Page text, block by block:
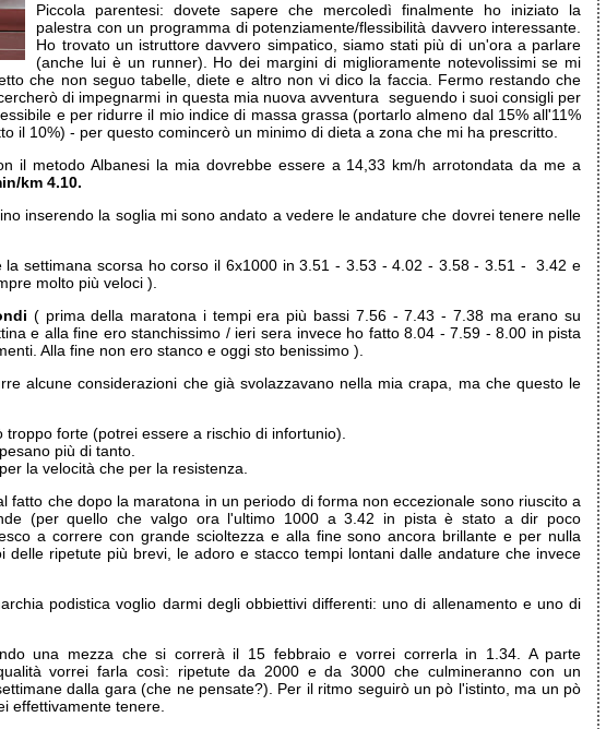
Piccola parentesi: dovete sapere che mercoledì finalmente ho iniziato la
palestra con un programma di potenziamente/flessibilità davvero interessante.
Ho trovato un istruttore davvero simpatico, siamo stati più di un'ora a parlare
(anche lui è un runner). Ho dei margini di miglioramente notevolissimi se mi
che non seguo tabelle, diete e altro non vi dico la faccia. Fermo restando che
di impegnarmi in questa mia nuova avventura seguendo i suoi consigli per
e per ridurre il mio indice di massa grassa (portarlo almeno dal 15% all'11%
il 10%) - per questo comincerò un minimo di dieta a zona che mi ha prescritto.
il metodo Albanesi la mia dovrebbe essere a 14,33 km/h arrotondata da me a
km 4.10.
inserendo la soglia mi sono andato a vedere le andature che dovrei tenere nelle
la settimana scorsa ho corso il 6x1000 in 3.51 - 3.53 - 4.02 - 3.58 - 3.51 - 3.42 e
molto più veloci ).
( prima della maratona i tempi era più bassi 7.56 - 7.43 - 7.38 ma erano su
e alla fine ero stanchissimo / ieri sera invece ho fatto 8.04 - 7.59 - 8.00 in pista
Alla fine non ero stanco e oggi sto benissimo ).
alcune considerazioni che già svolazzavano nella mia crapa, ma che questo le
forte (potrei essere a rischio di infortunio).
più di tanto.
la velocità che per la resistenza.
fatto che dopo la maratona in un periodo di forma non eccezionale sono riuscito a
(per quello che valgo ora l'ultimo 1000 a 3.42 in pista è stato a dir poco
a correre con grande scioltezza e alla fine sono ancora brillante e per nulla
ripetute più brevi, le adoro e stacco tempi lontani dalle andature che invece
podistica voglio darmi degli obbiettivi differenti: uno di allenamento e uno di
una mezza che si correrà il 15 febbraio e vorrei correrla in 1.34. A parte
vorrei farla così: ripetute da 2000 e da 3000 che culmineranno con un
dalla gara (che ne pensate?). Per il ritmo seguirò un pò l'istinto, ma un pò
effettivamente tenere.